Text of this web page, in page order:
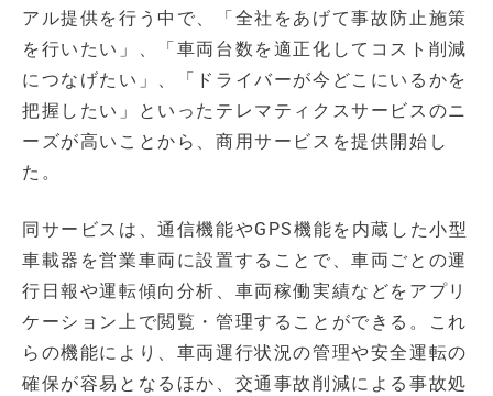
アル提供を行う中で、「全社をあげて事故防止施策
を行いたい」、「車両台数を適正化してコスト削減
につなげたい」、「ドライバーが今どこにいるかを
把握したい」といったテレマティクスサービスのニ
ーズが高いことから、商用サービスを提供開始し
た。
同サービスは、通信機能やGPS機能を内蔵した小型
車載器を営業車両に設置することで、車両ごとの運
行日報や運転傾向分析、車両稼働実績などをアプリ
ケーション上で閲覧・管理することができる。これ
らの機能により、車両運行状況の管理や安全運転の
確保が容易となるほか、交通事故削減による事故処